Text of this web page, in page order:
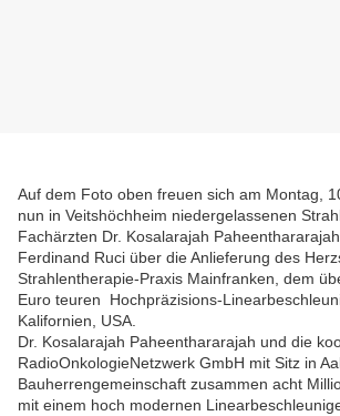
Auf dem Foto oben freuen sich am Montag,
nun in Veitshöchheim niedergelassenen
Fachärzten Dr. Kosalarajah
Ferdinand Ruci über die Anlieferung des
Strahlentherapie-Praxis Mainfranken, dem
Euro teuren Hochpräzisions-
Kalifornien, USA.
Dr. Kosalarajah Paheenthararajah und die
RadioOnkologieNetzwerk GmbH mit Sitz in
Bauherrengemeinschaft zusammen acht
mit einem hoch modernen